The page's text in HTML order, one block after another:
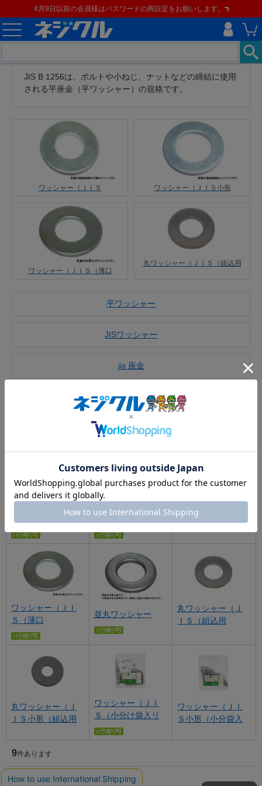
4月9日以前の会員様はパスワードの再設定をお願いします。
JIS B 1256は、ボルトや小ねじ、ナットなどの締結に使用
される平座金（平ワッシャー）の規格です。
ワッシャー（ＪＩＳ ワッシャー（ＪＩＳ小形
ワッシャー（ＪＩＳ（薄口
丸ワッシャー（ＪＩＳ（組込用
平ワッシャー
JISワッシャー
jis 座金
商品を絞り込む
ワッシャー（並
ワッシャー（ＪＩ
Ｓ（薄口
並丸ワッシャー
丸ワッシャー（Ｊ
ＩＳ（組込用
丸ワッシャー（Ｊ
ＩＳ小形（組込用
ワッシャー（ＪＩ
Ｓ（小分け袋入リ
ワッシャー（ＪＩ
Ｓ小形（小分袋入
9件あります
現在の位置
ホーム > ネジ規格 > jisb1256